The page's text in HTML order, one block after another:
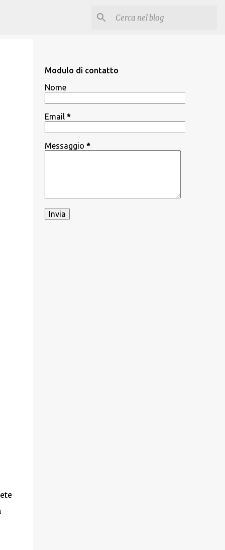
Modulo di contatto
Nome
Email *
Messaggio *